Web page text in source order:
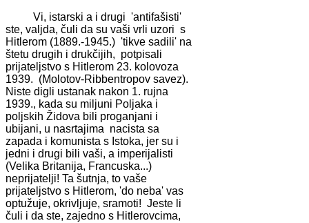
Vi, istarski a i drugi 'antifašisti'
ste, valjda, čuli da su vaši vrli uzori s
Hitlerom (1889.-1945.) 'tikve sadili' na
štetu drugih i drukčijih, potpisali
prijateljstvo s Hitlerom 23. kolovoza
1939. (Molotov-Ribbentropov savez).
Niste digli ustanak nakon 1. rujna
1939., kada su miljuni Poljaka i
poljskih Židova bili proganjani i
ubijani, u nasrtajima nacista sa
zapada i komunista s Istoka, jer su i
jedni i drugi bili vaši, a imperijalisti
(Velika Britanija, Francuska...)
neprijatelji! Ta šutnja, to vaše
prijateljstvo s Hitlerom, 'do neba' vas
optužuje, okrivljuje, sramoti! Jeste li
čuli i da ste, zajedno s Hitlerovcima,